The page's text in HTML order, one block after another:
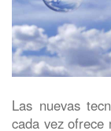
Las nuevas
cada vez ofrece